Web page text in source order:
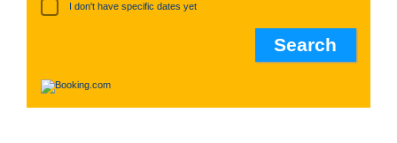
I don't have specific dates yet